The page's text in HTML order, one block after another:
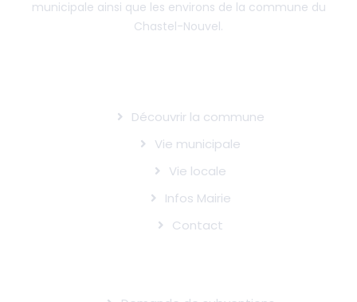
municipale ainsi que les environs de la commune du
Chastel-Nouvel.
Découvrir la commune
Vie municipale
Vie locale
Infos Mairie
Contact